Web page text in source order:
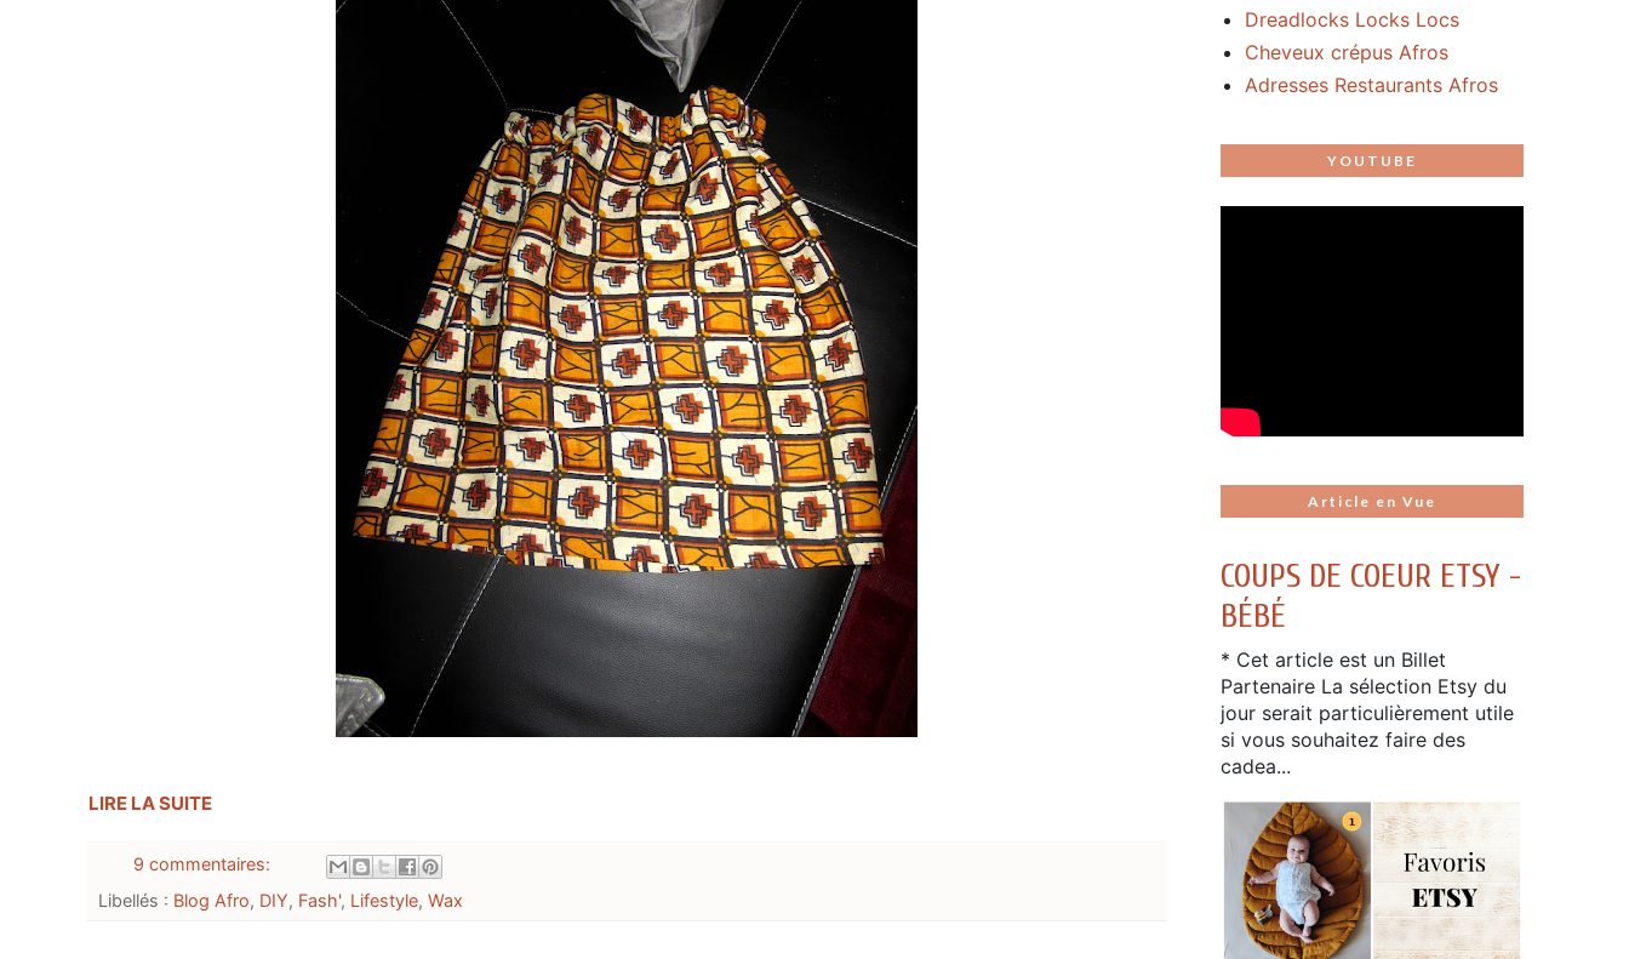
LIRE LA SUITE
9 commentaires:
Libellés : Blog Afro, DIY, Fash', Lifestyle, Wax
Dreadlocks Locks Locs
Cheveux crépus Afros
Adresses Restaurants Afros
YOUTUBE
Article en Vue
COUPS DE COEUR ETSY -
BÉBÉ
* Cet article est un Billet
Partenaire La sélection Etsy du
jour serait particulièrement utile
si vous souhaitez faire des
cadea...